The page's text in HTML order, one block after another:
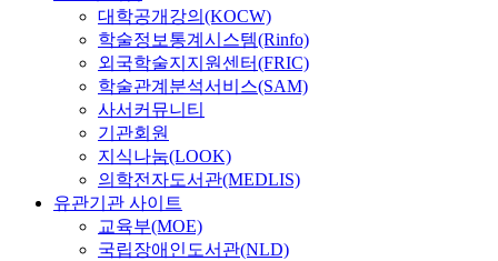
대학공개강의(KOCW)
학술정보통계시스템(Rinfo)
외국학술지지원센터(FRIC)
학술관계분석서비스(SAM)
사서커뮤니티
기관회원
지식나눔(LOOK)
의학전자도서관(MEDLIS)
유관기관 사이트
교육부(MOE)
국립장애인도서관(NLD)